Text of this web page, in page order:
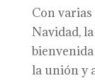
Con
Navidad,
la unión y